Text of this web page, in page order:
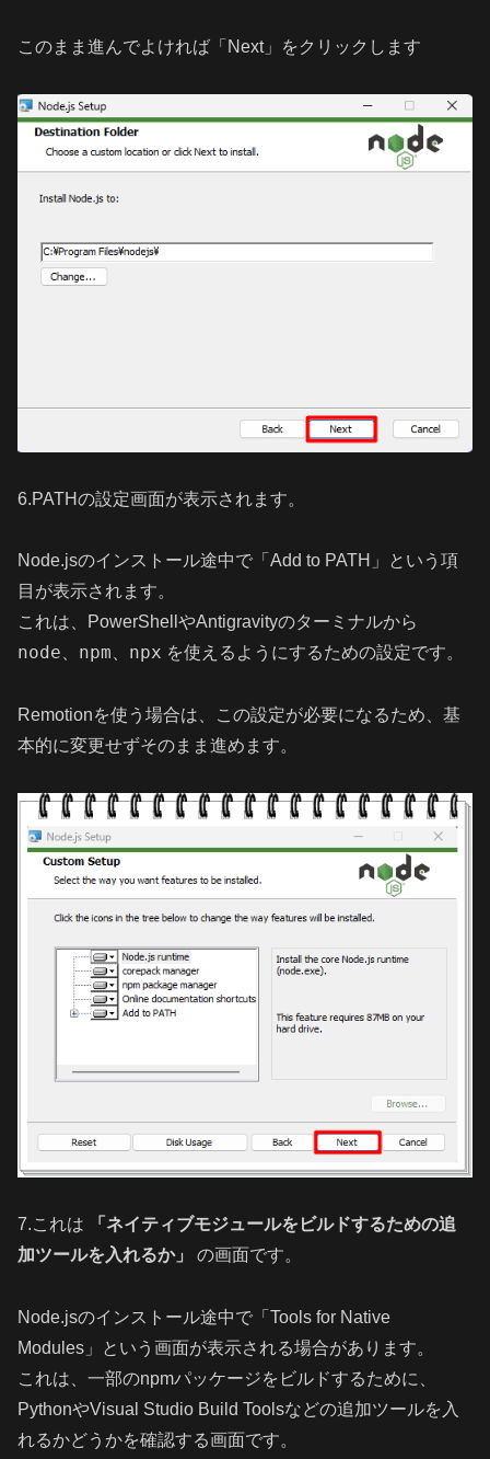
このまま進んでよければ「Next」をクリックします
6.PATHの設定画面が表示されます。
Node.jsのインストール途中で「Add to PATH」という項
目が表示されます。
これは、PowerShellやAntigravityのターミナルから
node、 npm、 npx を使えるようにするための設定です。
Remotionを使う場合は、この設定が必要になるため、基
本的に変更せずそのまま進めます。
7.これは
「ネイティブモジュールをビルドするための追
加ツールを入れるか」
の画面です。
Node.jsのインストール途中で「Tools for Native
Modules」という画面が表示される場合があります。
これは、一部のnpmパッケージをビルドするために、
PythonやVisual Studio Build Toolsなどの追加ツールを入
れるかどうかを確認する画面です。